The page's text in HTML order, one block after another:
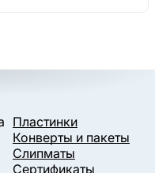
Пластинки
Конверты и пакеты
Слипматы
Сертификаты